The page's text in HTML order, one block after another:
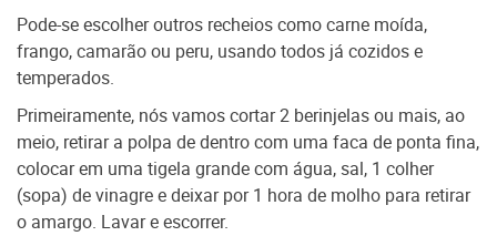
Pode-se escolher outros recheios como carne moída,
frango, camarão ou peru, usando todos já cozidos e
temperados.
Primeiramente, nós vamos cortar 2 berinjelas ou mais, ao
meio, retirar a polpa de dentro com uma faca de ponta fina,
colocar em uma tigela grande com água, sal, 1 colher
(sopa) de vinagre e deixar por 1 hora de molho para retirar
o amargo. Lavar e escorrer.